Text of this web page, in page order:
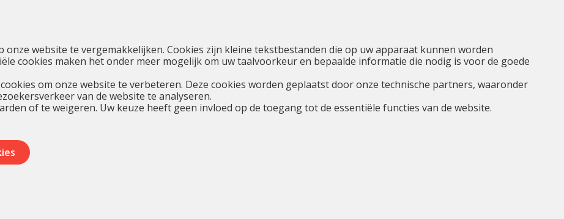
website te vergemakkelijken. Cookies zijn kleine tekstbestanden die op uw apparaat kunnen worden
cookies maken het onder meer mogelijk om uw taalvoorkeur en bepaalde informatie die nodig is voor de goede
om onze website te verbeteren. Deze cookies worden geplaatst door onze technische partners, waaronder
van de website te analyseren.
of te weigeren. Uw keuze heeft geen invloed op de toegang tot de essentiële functies van de website.